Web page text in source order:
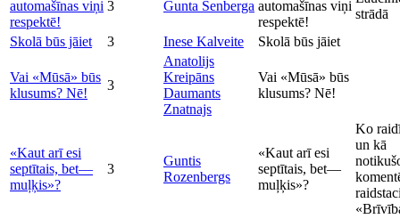
automašīnas viņi
respektē!
3 Gunta Šenberga automašīnas viņi
respektē!
strādā
Skolā būs jāiet
3 Inese Kalveite Skolā būs jāiet
Vai «Mūsā» būs
klusums? Nē!
3
Anatolijs
Kreipāns
Daumants
Znatnajs
Vai «Mūsā» būs
klusums? Nē!
«Kaut arī esi
septītais, bet—
muļķis»?
3
Guntis
Rozenbergs
«Kaut arī esi
septītais, bet—
muļķis»?
Ko
un kā